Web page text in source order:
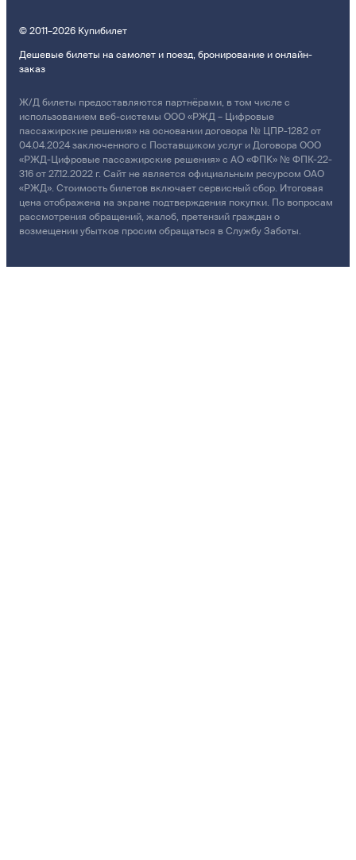
© 2011–2026 Купибилет
Дешевые билеты на самолет и поезд, бронирование и онлайн-
заказ
Ж/Д билеты предоставляются партнёрами, в том числе с
использованием веб-системы ООО «РЖД – Цифровые
пассажирские решения» на основании договора № ЦПР-1282 от
04.04.2024 заключенного с Поставщиком услуг и Договора ООО
«РЖД-Цифровые пассажирские решения» с АО «ФПК» № ФПК-22-
316 от 27.12.2022 г. Сайт не является официальным ресурсом ОАО
«РЖД». Стоимость билетов включает сервисный сбор. Итоговая
цена отображена на экране подтверждения покупки. По вопросам
рассмотрения обращений, жалоб, претензий граждан о
возмещении убытков просим обращаться в Службу Заботы.